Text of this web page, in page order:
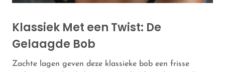
Klassiek Met een Twist: De
Gelaagde Bob
Zachte lagen geven deze klassieke bob een frisse